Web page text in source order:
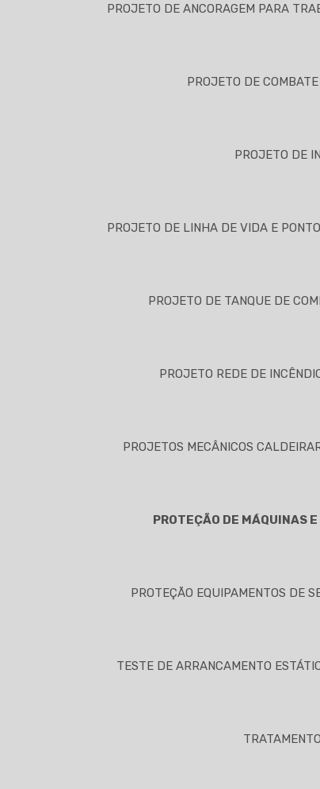
PROJETO DE ANCORAGEM PARA
PROJETO DE
PROJETO DE
PROJETO DE LINHA DE VIDA E
PROJETO DE TANQUE DE
PROJETO REDE DE
PROJETOS MECÂNICOS
PROTEÇÃO DE MÁQUINAS
PROTEÇÃO EQUIPAMENTOS DE
TESTE DE ARRANCAMENTO